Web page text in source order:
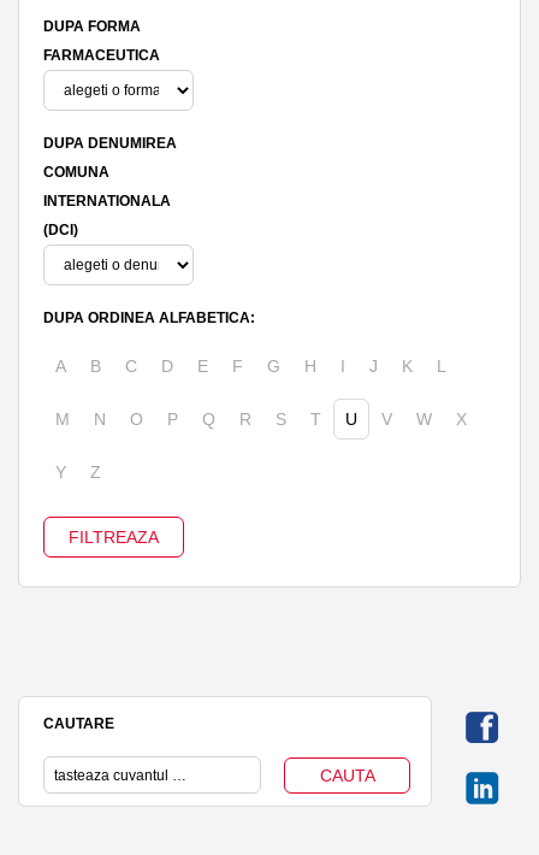
DUPA FORMA
FARMACEUTICA
DUPA DENUMIREA
COMUNA
INTERNATIONALA
(DCI)
DUPA ORDINEA ALFABETICA:
A B C D E F G H I J K L
M N O P Q R S T U V W X
Y Z
CAUTARE